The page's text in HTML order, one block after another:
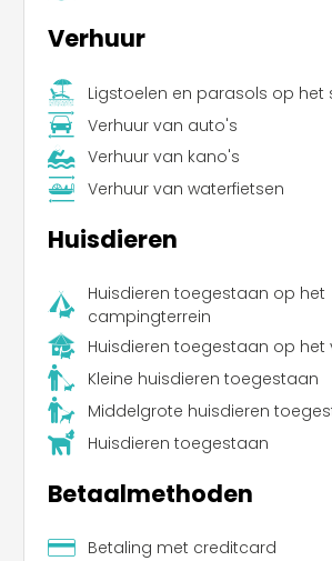
Verhuur
Ligstoelen en parasols op het
Verhuur van auto's
Verhuur van kano's
Verhuur van waterfietsen
Huisdieren
Huisdieren toegestaan op het
campingterrein
Huisdieren toegestaan op het
Kleine huisdieren toegestaan
Middelgrote huisdieren
Huisdieren toegestaan
Betaalmethoden
Betaling met creditcard